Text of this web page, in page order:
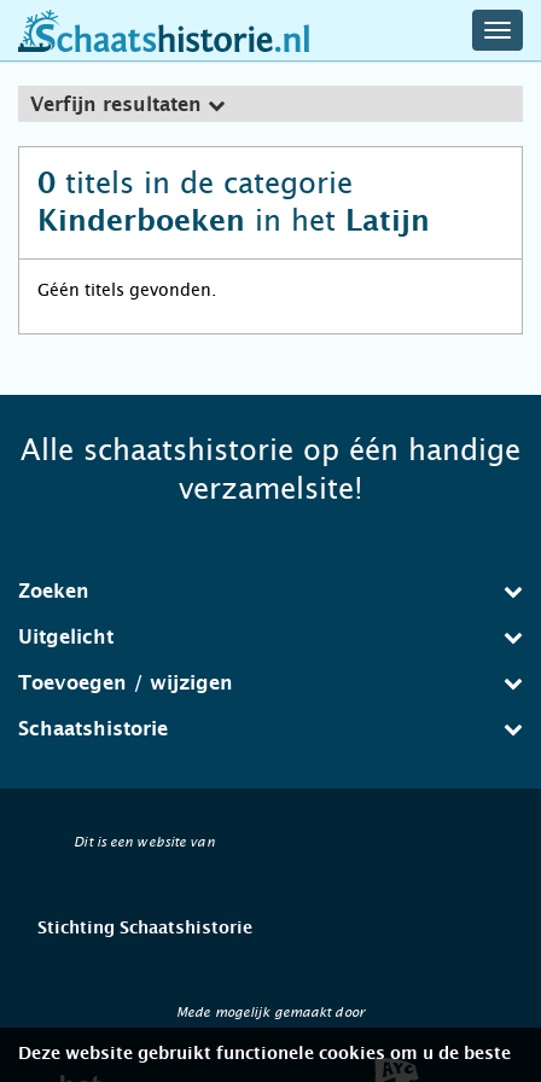
schaatshistorie.nl
Verfijn resultaten
0 titels in de categorie
Kinderboeken in het Latijn
Géén titels gevonden.
Alle schaatshistorie op één handige
verzamelsite!
Zoeken
Uitgelicht
Toevoegen / wijzigen
Schaatshistorie
Dit is een website van
Stichting Schaatshistorie
Mede mogelijk gemaakt door
Deze website gebruikt functionele cookies om u de beste